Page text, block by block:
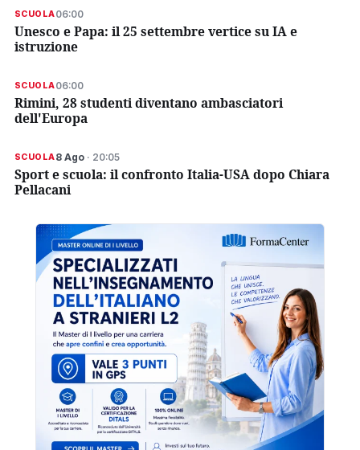
SCUOLA06:00
Unesco e Papa: il 25 settembre vertice su IA e
istruzione
SCUOLA06:00
Rimini, 28 studenti diventano ambasciatori
dell'Europa
SCUOLA8 Ago· 20:05
Sport e scuola: il confronto Italia-USA dopo Chiara
Pellacani